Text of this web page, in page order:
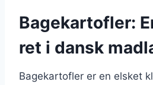
Bagekartofler:
ret i dansk
Bagekartofler er en elsket